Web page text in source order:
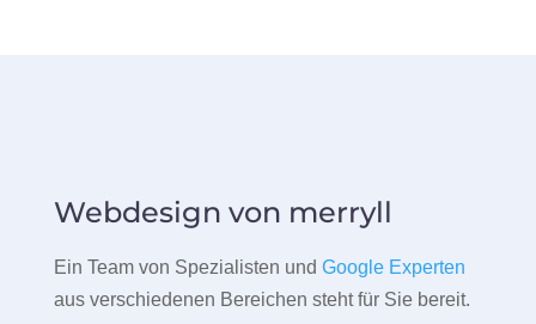
Webdesign von merryll
Ein Team von Spezialisten und Google Experten
aus verschiedenen Bereichen steht für Sie bereit.